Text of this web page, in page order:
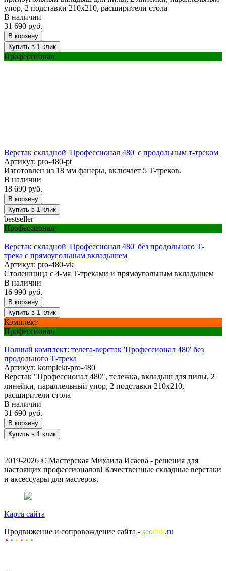
упор, 2 подставки 210х210, расширители стола
В наличии
31 690 руб.
В корзину
Купить в 1 клик
Профессионал
Верстак складной 'Профессионал 480' с продольным т-треком
Артикул: pro-480-pt
Изготовлен из 18 мм фанеры, включает 5 Т-треков.
В наличии
18 690 руб.
В корзину
Купить в 1 клик
bestseller
Профессионал
Верстак складной 'Профессионал 480' без продольного Т-
трека с прямоугольным вкладышем
Артикул: pro-480-vk
Столешница с 4-мя Т-треками и прямоугольным вкладышем
В наличии
16 990 руб.
В корзину
Купить в 1 клик
Комплект
Профессионал
Полный комплект: телега-верстак 'Профессионал 480' без
продольного Т-трека
Артикул: komplekt-pro-480
Верстак "Профессионал 480", тележка, вкладыш для пилы, 2
линейки, параллельный упор, 2 подставки 210х210,
расширители стола
В наличии
31 690 руб.
В корзину
Купить в 1 клик
2019-2026 © Мастерская Михаила Исаева - решения для
настоящих профессионалов! Качественные складные верстаки
и аксессуары для мастеров.
Карта сайта
Продвижение и сопровождение сайта - seodnk.ru